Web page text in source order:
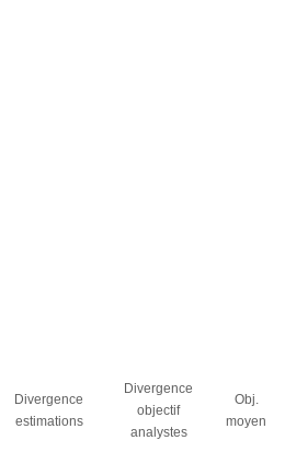
Divergence
estimations
Divergence
objectif
analystes
Obj.
moyen